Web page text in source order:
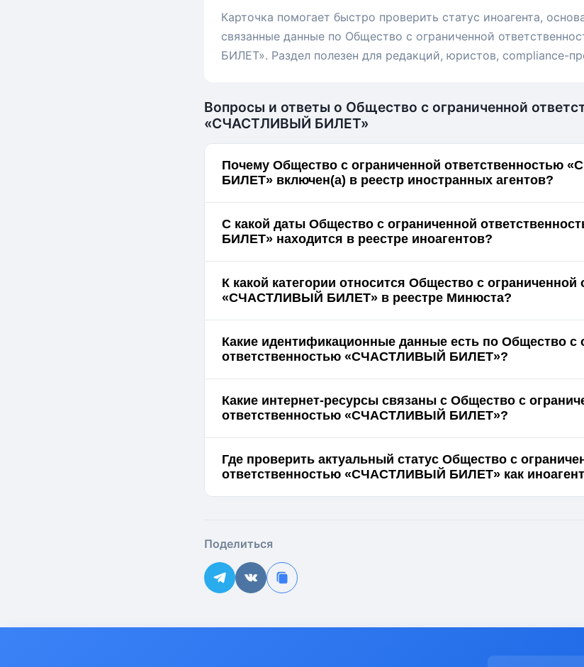
Карточка помогает быстро проверить статус иноагента,
связанные данные по Общество с ограниченной
БИЛЕТ». Раздел полезен для редакций, юристов, compliance-
Вопросы и ответы о Общество с ограниченной
«СЧАСТЛИВЫЙ БИЛЕТ»
Почему Общество с ограниченной ответственностью
БИЛЕТ» включен(а) в реестр иностранных агентов?
С какой даты Общество с ограниченной
БИЛЕТ» находится в реестре иноагентов?
К какой категории относится Общество с ограниченной
«СЧАСТЛИВЫЙ БИЛЕТ» в реестре Минюста?
Какие идентификационные данные есть по Общество с
ответственностью «СЧАСТЛИВЫЙ БИЛЕТ»?
Какие интернет-ресурсы связаны с Общество с
ответственностью «СЧАСТЛИВЫЙ БИЛЕТ»?
Где проверить актуальный статус Общество с
ответственностью «СЧАСТЛИВЫЙ БИЛЕТ» как
Поделиться